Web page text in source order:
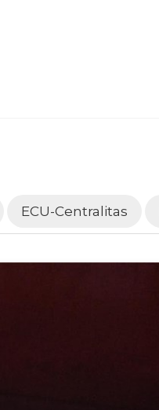
ECU-Centralitas